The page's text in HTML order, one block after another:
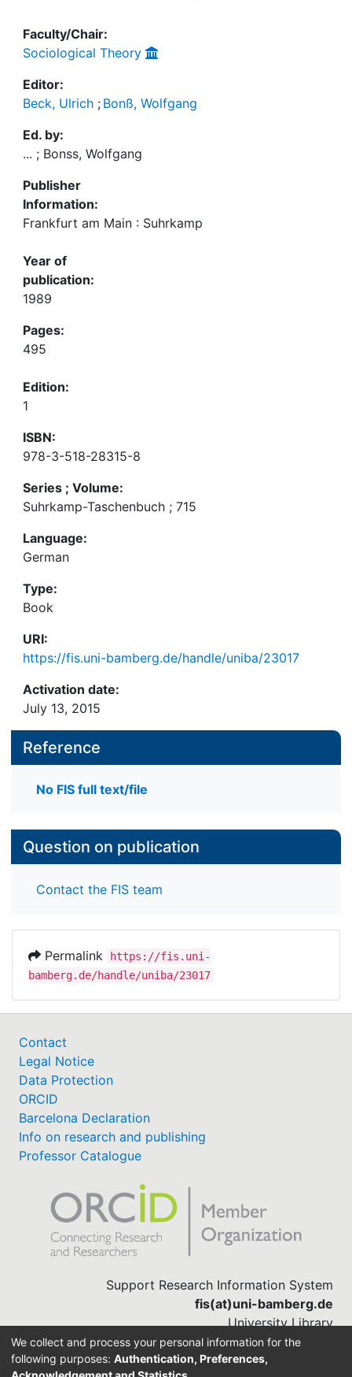
Faculty/Chair:
Sociological Theory
Editor:
Beck, Ulrich ; Bonß, Wolfgang
Ed. by:
... ; Bonss, Wolfgang
Publisher
Information:
Frankfurt am Main : Suhrkamp
Year of
publication:
1989
Pages:
495
Edition:
1
ISBN:
978-3-518-28315-8
Series ; Volume:
Suhrkamp-Taschenbuch ; 715
Language:
German
Type:
Book
URI:
https://fis.uni-bamberg.de/handle/uniba/23017
Activation date:
July 13, 2015
Reference
No FIS full text/file
Question on publication
Contact the FIS team
Permalink
https://fis.uni-
bamberg.de/handle/uniba/23017
Contact
Legal Notice
Data Protection
ORCID
Barcelona Declaration
Info on research and publishing
Professor Catalogue
Support Research Information System
fis(at)uni-bamberg.de
University Library
(0951) 863-1568
We collect and process your personal information for the
following purposes: Authentication, Preferences,